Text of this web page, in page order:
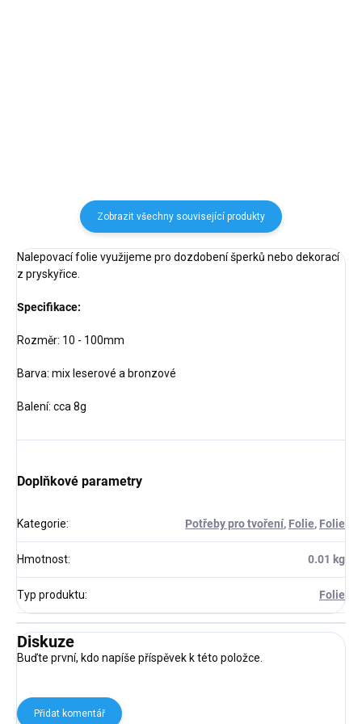
Zobrazit všechny související produkty
Nalepovací folie využijeme pro dozdobení šperků nebo dekorací
z pryskyřice.
Specifikace:
Rozměr: 10 - 100mm
Barva: mix leserové a bronzové
Balení: cca 8g
Doplňkové parametry
Kategorie: Potřeby pro tvoření, Folie, Folie
Hmotnost: 0.01 kg
Typ produktu: Folie
Diskuze
Buďte první, kdo napíše příspěvek k této položce.
Přidat komentář